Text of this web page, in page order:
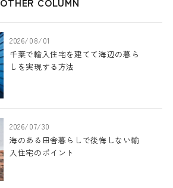
2026/08/01
千葉で輸入住宅を建てて海辺の暮ら
しを実現する方法
2026/07/30
海のある田舎暮らしで後悔しない輸
入住宅のポイント